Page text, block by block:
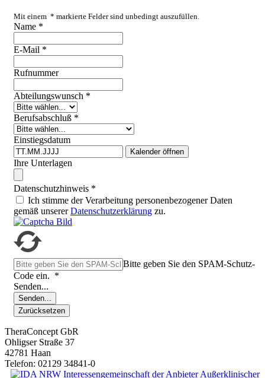
Mit einem * markierte Felder sind unbedingt auszufüllen.
Name *
E-Mail *
Rufnummer
Abteilungswunsch *
Berufsabschluß *
Einstiegsdatum
Kalender öffnen
Ihre Unterlagen
Datenschutzhinweis *
Ich stimme der Verarbeitung personenbezogener Daten
gemäß unsererDatenschutzerklärung zu.
Bitte geben Sie den SPAM-Schutz-
Code ein. *
Senden...
Senden...
Zurücksetzen
TheraConcept GbR
Ohligser Straße 37
42781 Haan
Telefon: 02129 34841-0